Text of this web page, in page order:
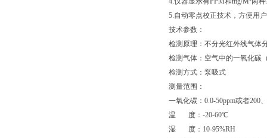
5.自动零点校正技术，方便用
技术参数：
检测原理：不分光红外线气体
检测气体：空气中的一氧化碳
检测方式：泵吸式
测量范围：
一氧化碳：0.0-50ppm或者200
温 度：-20-60℃
湿 度：10-95%RH